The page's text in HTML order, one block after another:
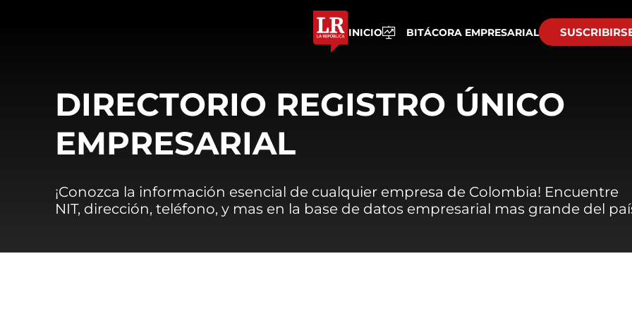
INICIO BITÁCORA EMPRESARIAL
DIRECTORIO REGISTRO ÚNICO
EMPRESARIAL
¡Conozca la información esencial de cualquier empresa de Colombia! Encuentre
NIT, dirección, teléfono, y mas en la base de datos empresarial mas grande del